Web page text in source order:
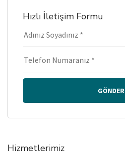
Hızlı İletişim Formu
GÖNDER
Hizmetlerimiz